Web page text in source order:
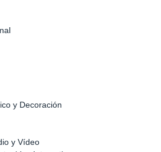
y Decoración
y Vídeo